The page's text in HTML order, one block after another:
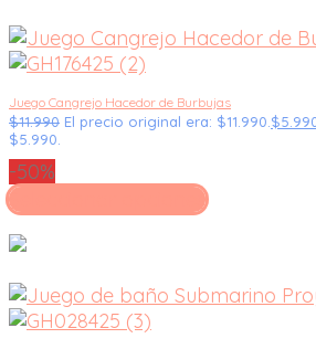
Juego Cangrejo Hacedor de Burbujas
$11.990 El precio original era: $11.990. $
$5.990.
-50%
Seleccionar opciones